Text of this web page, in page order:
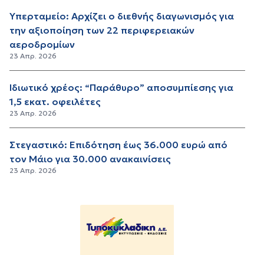
Υπερταμείο: Αρχίζει ο διεθνής διαγωνισμός για
την αξιοποίηση των 22 περιφερειακών
αεροδρομίων
23 Απρ. 2026
Ιδιωτικό χρέος: “Παράθυρο” αποσυμπίεσης για
1,5 εκατ. οφειλέτες
23 Απρ. 2026
Στεγαστικό: Επιδότηση έως 36.000 ευρώ από
τον Μάιο για 30.000 ανακαινίσεις
23 Απρ. 2026